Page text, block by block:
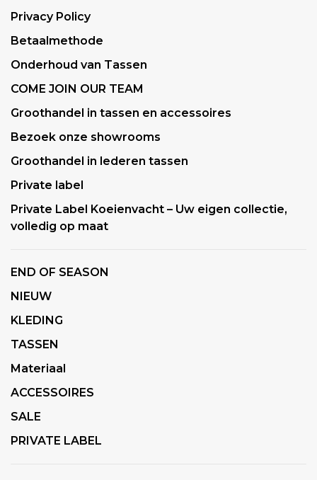
Privacy Policy
Betaalmethode
Onderhoud van Tassen
COME JOIN OUR TEAM
Groothandel in tassen en accessoires
Bezoek onze showrooms
Groothandel in lederen tassen
Private label
Private Label Koeienvacht – Uw eigen collectie,
volledig op maat
END OF SEASON
NIEUW
KLEDING
TASSEN
Materiaal
ACCESSOIRES
SALE
PRIVATE LABEL